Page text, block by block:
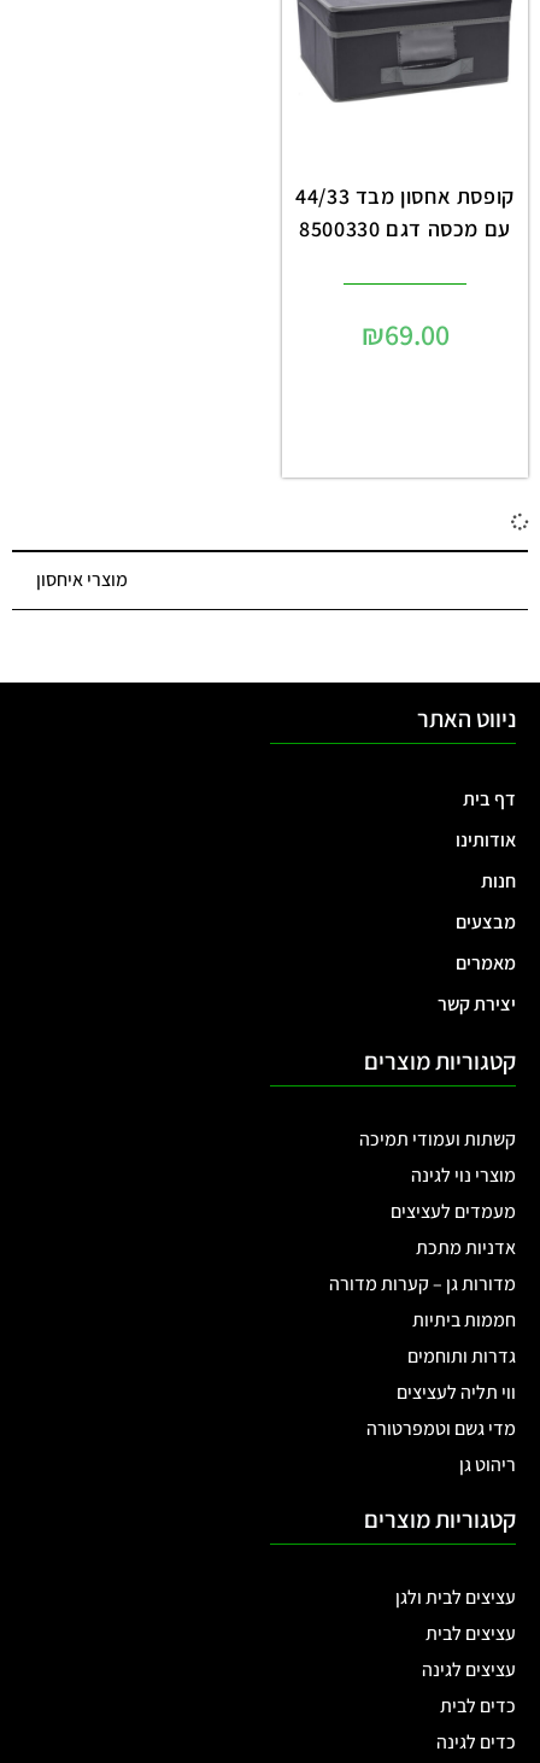
מוצרי איחסון
קופסת אחסון מבד 44/33
עם מכסה דגם 8500330
₪69.00
ניווט האתר
דף בית
אודותינו
חנות
מבצעים
מאמרים
יצירת קשר
קטגוריות מוצרים
קשתות ועמודי תמיכה
מוצרי נוי לגינה
מעמדים לעציצים
אדניות מתכת
מדורות גן – קערות מדורה
חממות ביתיות
גדרות ותוחמים
ווי תליה לעציצים
מדי גשם וטמפרטורה
ריהוט גן
קטגוריות מוצרים
עציצים לבית ולגן
עציצים לבית
עציצים לגינה
כדים לבית
כדים לגינה